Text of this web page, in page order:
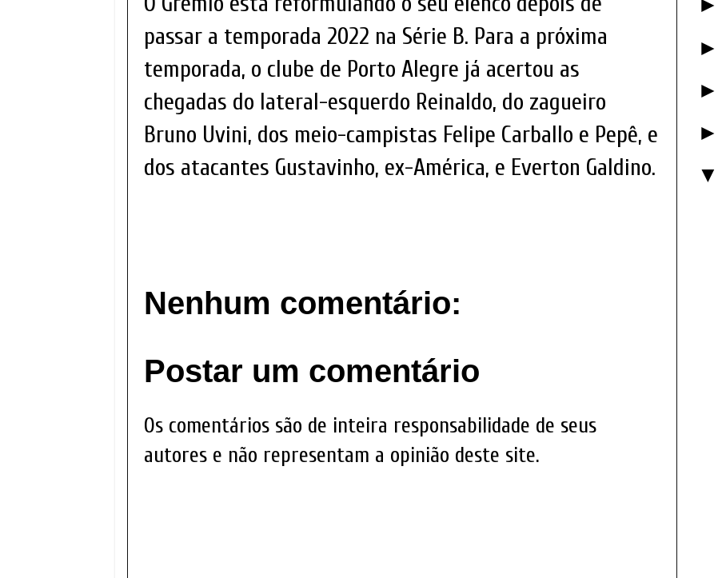
passar a temporada 2022 na Série B. Para a próxima
temporada, o clube de Porto Alegre já acertou as
chegadas do lateral-esquerdo Reinaldo, do zagueiro
Bruno Uvini, dos meio-campistas Felipe Carballo e Pepê, e
dos atacantes Gustavinho, ex-América, e Everton Galdino.
Nenhum comentário:
Postar um comentário
Os comentários são de inteira responsabilidade de seus
autores e não representam a opinião deste site.
►
►
►
►
▼